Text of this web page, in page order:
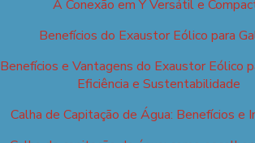
A Conexão em Y Versátil e
Benefícios do Exaustor Eólico para
Benefícios e Vantagens do Exaustor Eólico
Eficiência e Sustentabilidade
Calha de Capitação de Água: Benefícios e